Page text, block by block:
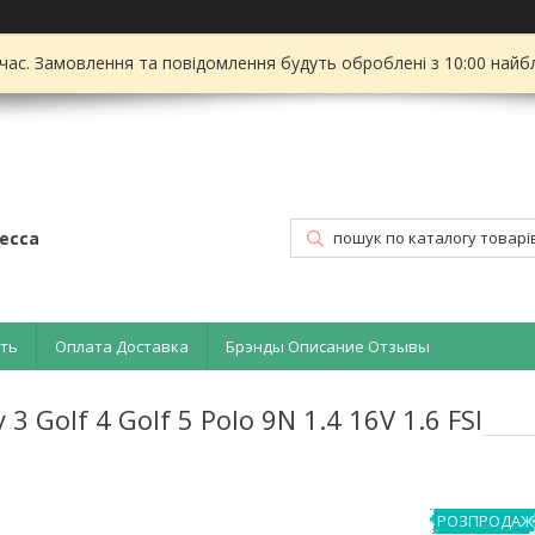
Замовлення та повідомлення будуть оброблені з 10:00
Оплата Доставка Брэнды Описание Отзывы
Golf 4 Golf 5 Polo 9N 1.4 16V 1.6 FSI
РОЗПРОДАЖ